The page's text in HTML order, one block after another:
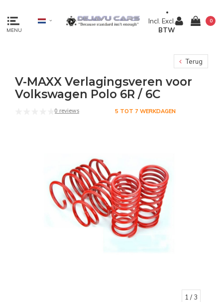
MENU
Incl. Excl.
BTW
0
Terug
V-MAXX Verlagingsveren voor
Volkswagen Polo 6R / 6C
0 reviews 5 TOT 7 WERKDAGEN
1 / 3